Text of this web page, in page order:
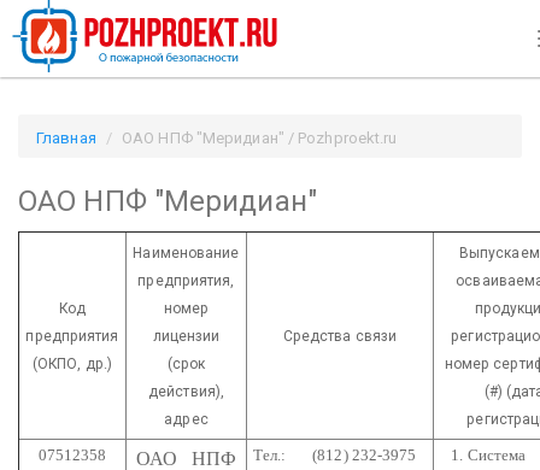
Главная ОАО НПФ "Меридиан" / Pozhproekt.ru
ОАО НПФ "Меридиан"
Код
предприятия
(ОКПО, др.)
Наименование
предприятия,
номер
лицензии
(срок
действия),
адрес
Средства связи
номер
(#)
07512358 ОАО
НПФ
Тел.: (812) 232-3975
1. Система